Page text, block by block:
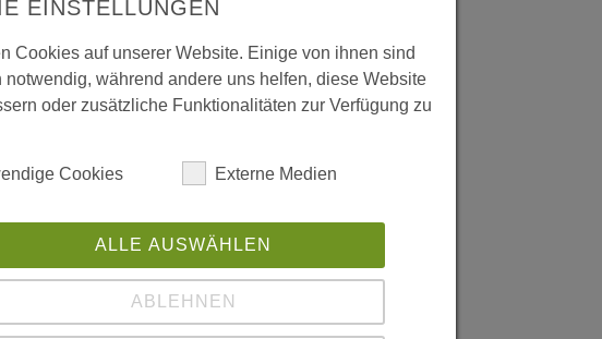
EINSTELLUNGEN
Cookies auf unserer Website. Einige von ihnen sind
notwendig, während andere uns helfen, diese Website
oder zusätzliche Funktionalitäten zur Verfügung zu
Cookies Externe Medien
ALLE AUSWÄHLEN
ABLEHNEN